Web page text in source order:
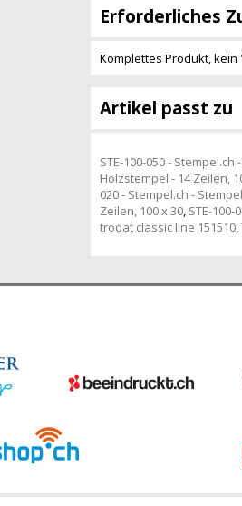
Erforderliches
Komplettes Produkt,
Artikel passt zu
STE-100-050 -
Holzstempel - 14 Zeilen,
020 - Stempel.ch -
Zeilen, 100 x 30, STE-
trodat classic line 151510,